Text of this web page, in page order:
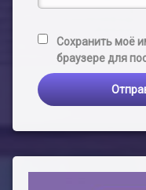
Сохранить моё
браузере для